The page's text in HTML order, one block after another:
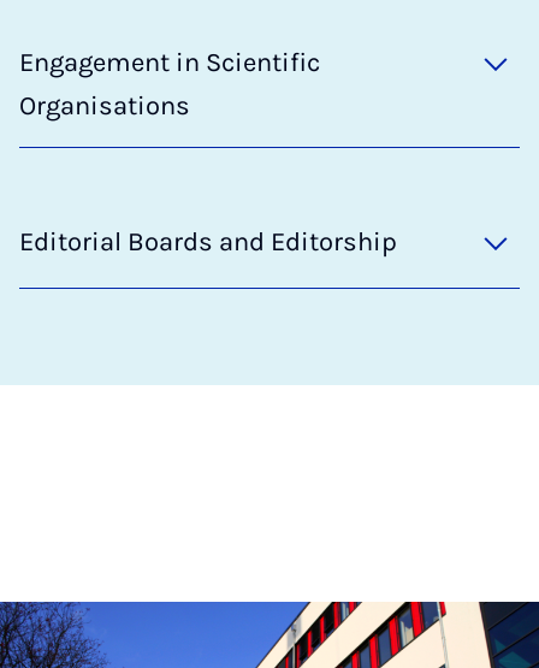
Engagement in Scientific
Organisations
Editorial Boards and Editorship